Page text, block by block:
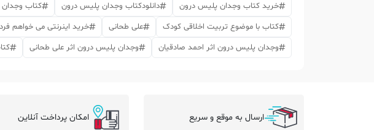
خرید کتاب وجدان پلیس درون
دانلودکتاب وجدان پلیس درون کتاب
کتاب با موضوع تربیت اخلاقی کودک
علی طحانی خرید اینرنتی می خواهم
وجدان پلیس درون اثر احمد صادقیان
وجدان پلیس درون اثر علی طحانی
ارسال به موقع و سریع امکان پرداخت آنلاین